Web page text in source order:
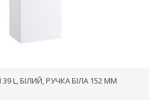
39 L, БІЛИЙ, РУЧКА БІЛА 152 ММ